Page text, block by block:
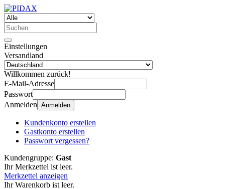
Einstellungen
Versandland
Willkommen zurück!
E-Mail-Adresse
Passwort
Anmelden Anmelden
Kundenkonto erstellen
Gastkonto erstellen
Passwort vergessen?
Kundengruppe: Gast
Ihr Merkzettel ist leer.
Merkzettel anzeigen
Ihr Warenkorb ist leer.